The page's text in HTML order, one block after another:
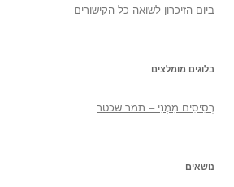
ביום הזיכרון לשואה כל הקישורים
בלוגים מומלצים
רְסִיסִים מִמֶנִי – תמר שכטר
נושאים